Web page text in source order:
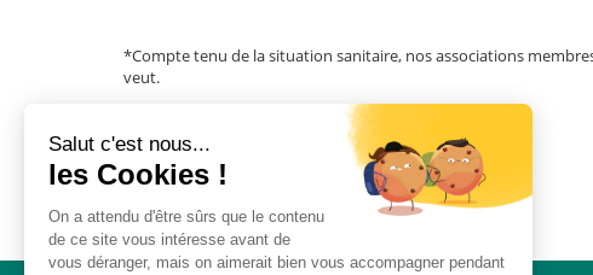
*Compte tenu de la situation sanitaire, nos associations
veut.
Salut c'est nous...
les Cookies !
On a attendu d'être sûrs que le contenu
de ce site vous intéresse avant de
vous déranger, mais on aimerait bien vous accompagner pendant